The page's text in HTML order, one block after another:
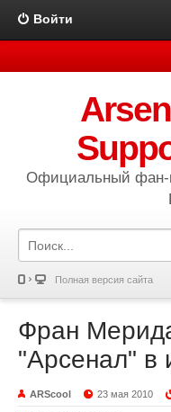
Войти
Официальный фан-
Полная версия сайта
Фран
"Арсенал" в
ARScool 23 мая 2010